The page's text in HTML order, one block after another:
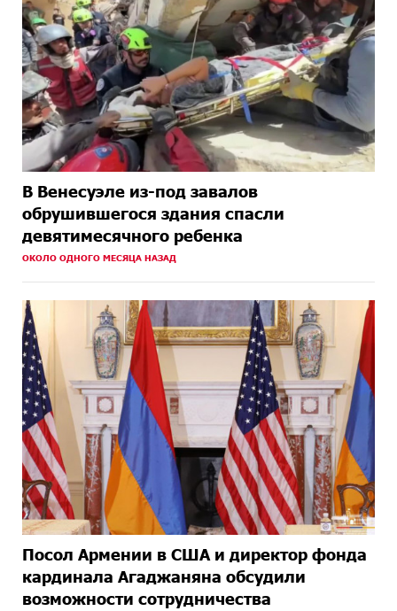
В Венесуэле из-под завалов
обрушившегося здания спасли
девятимесячного ребенка
ОКОЛО ОДНОГО МЕСЯЦА НАЗАД
Посол Армении в США и директор фонда
кардинала Агаджаняна обсудили
возможности сотрудничества